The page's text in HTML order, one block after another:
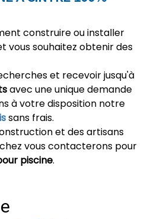
construire ou installer
vous souhaitez obtenir des
et recevoir jusqu'à
avec une unique demande
à votre disposition notre
sans frais.
et des artisans
vous contacterons pour
piscine.